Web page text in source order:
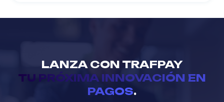
LANZA CON TRAFPAY
TU PRÓXIMA INNOVACIÓN EN
PAGOS.